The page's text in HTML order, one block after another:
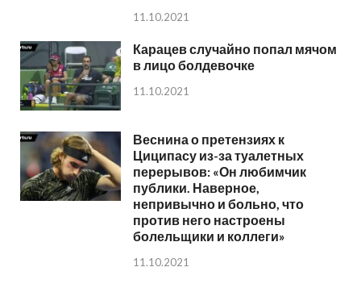
11.10.2021
Карацев случайно попал мячом
в лицо болдевочке
11.10.2021
Веснина о претензиях к
Циципасу из-за туалетных
перерывов: «Он любимчик
публики. Наверное,
непривычно и больно, что
против него настроены
болельщики и коллеги»
11.10.2021